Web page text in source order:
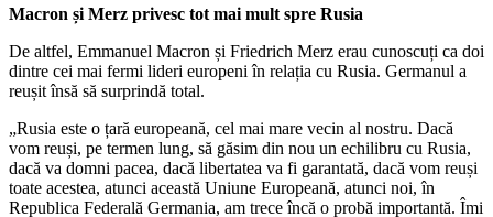
Macron și Merz privesc tot mai mult spre Rusia
De altfel, Emmanuel Macron și Friedrich Merz erau cunoscuți ca doi
dintre cei mai fermi lideri europeni în relația cu Rusia. Germanul a
reușit însă să surprindă total.
„Rusia este o țară europeană, cel mai mare vecin al nostru. Dacă
vom reuși, pe termen lung, să găsim din nou un echilibru cu Rusia,
dacă va domni pacea, dacă libertatea va fi garantată, dacă vom reuși
toate acestea, atunci această Uniune Europeană, atunci noi, în
Republica Federală Germania, am trece încă o probă importantă. Îmi